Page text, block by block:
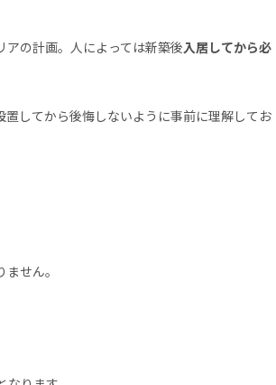
の計画。人によっては新築後入居してから必
してから後悔しないように事前に理解してお
せん。